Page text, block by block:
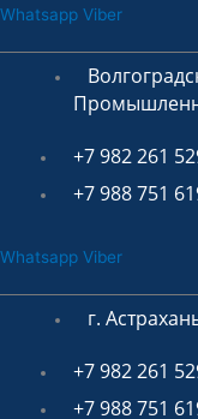
Whatsapp Viber
+7 982 261
+7 988 751
Whatsapp Viber
г.
+7 982 261
+7 988 751